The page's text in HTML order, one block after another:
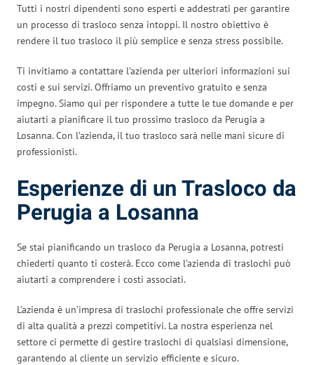
Tutti i nostri dipendenti sono esperti e addestrati per garantire
un processo di trasloco senza intoppi. Il nostro obiettivo è
rendere il tuo trasloco il più semplice e senza stress possibile.
Ti invitiamo a contattare l’azienda per ulteriori informazioni sui
costi e sui servizi. Offriamo un preventivo gratuito e senza
impegno. Siamo qui per rispondere a tutte le tue domande e per
aiutarti a pianificare il tuo prossimo trasloco da Perugia a
Losanna. Con l’azienda, il tuo trasloco sarà nelle mani sicure di
professionisti.
Esperienze di un Trasloco da
Perugia a Losanna
Se stai pianificando un trasloco da Perugia a Losanna, potresti
chiederti quanto ti costerà. Ecco come l’azienda di traslochi può
aiutarti a comprendere i costi associati.
L’azienda è un’impresa di traslochi professionale che offre servizi
di alta qualità a prezzi competitivi. La nostra esperienza nel
settore ci permette di gestire traslochi di qualsiasi dimensione,
garantendo al cliente un servizio efficiente e sicuro.